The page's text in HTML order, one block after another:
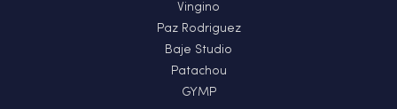
Vingino
Paz Rodriguez
Baje Studio
Patachou
GYMP